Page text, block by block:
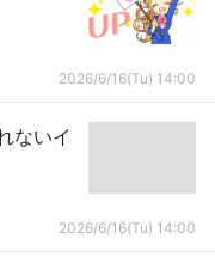
2026/6/16(Tu) 14:00
ないイ
2026/6/16(Tu) 14:00